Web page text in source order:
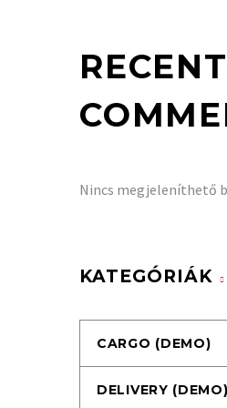
RECENT
Nincs megjeleníthető
KATEGÓRIÁK
CARGO (DEMO)
DELIVERY (DEMO)